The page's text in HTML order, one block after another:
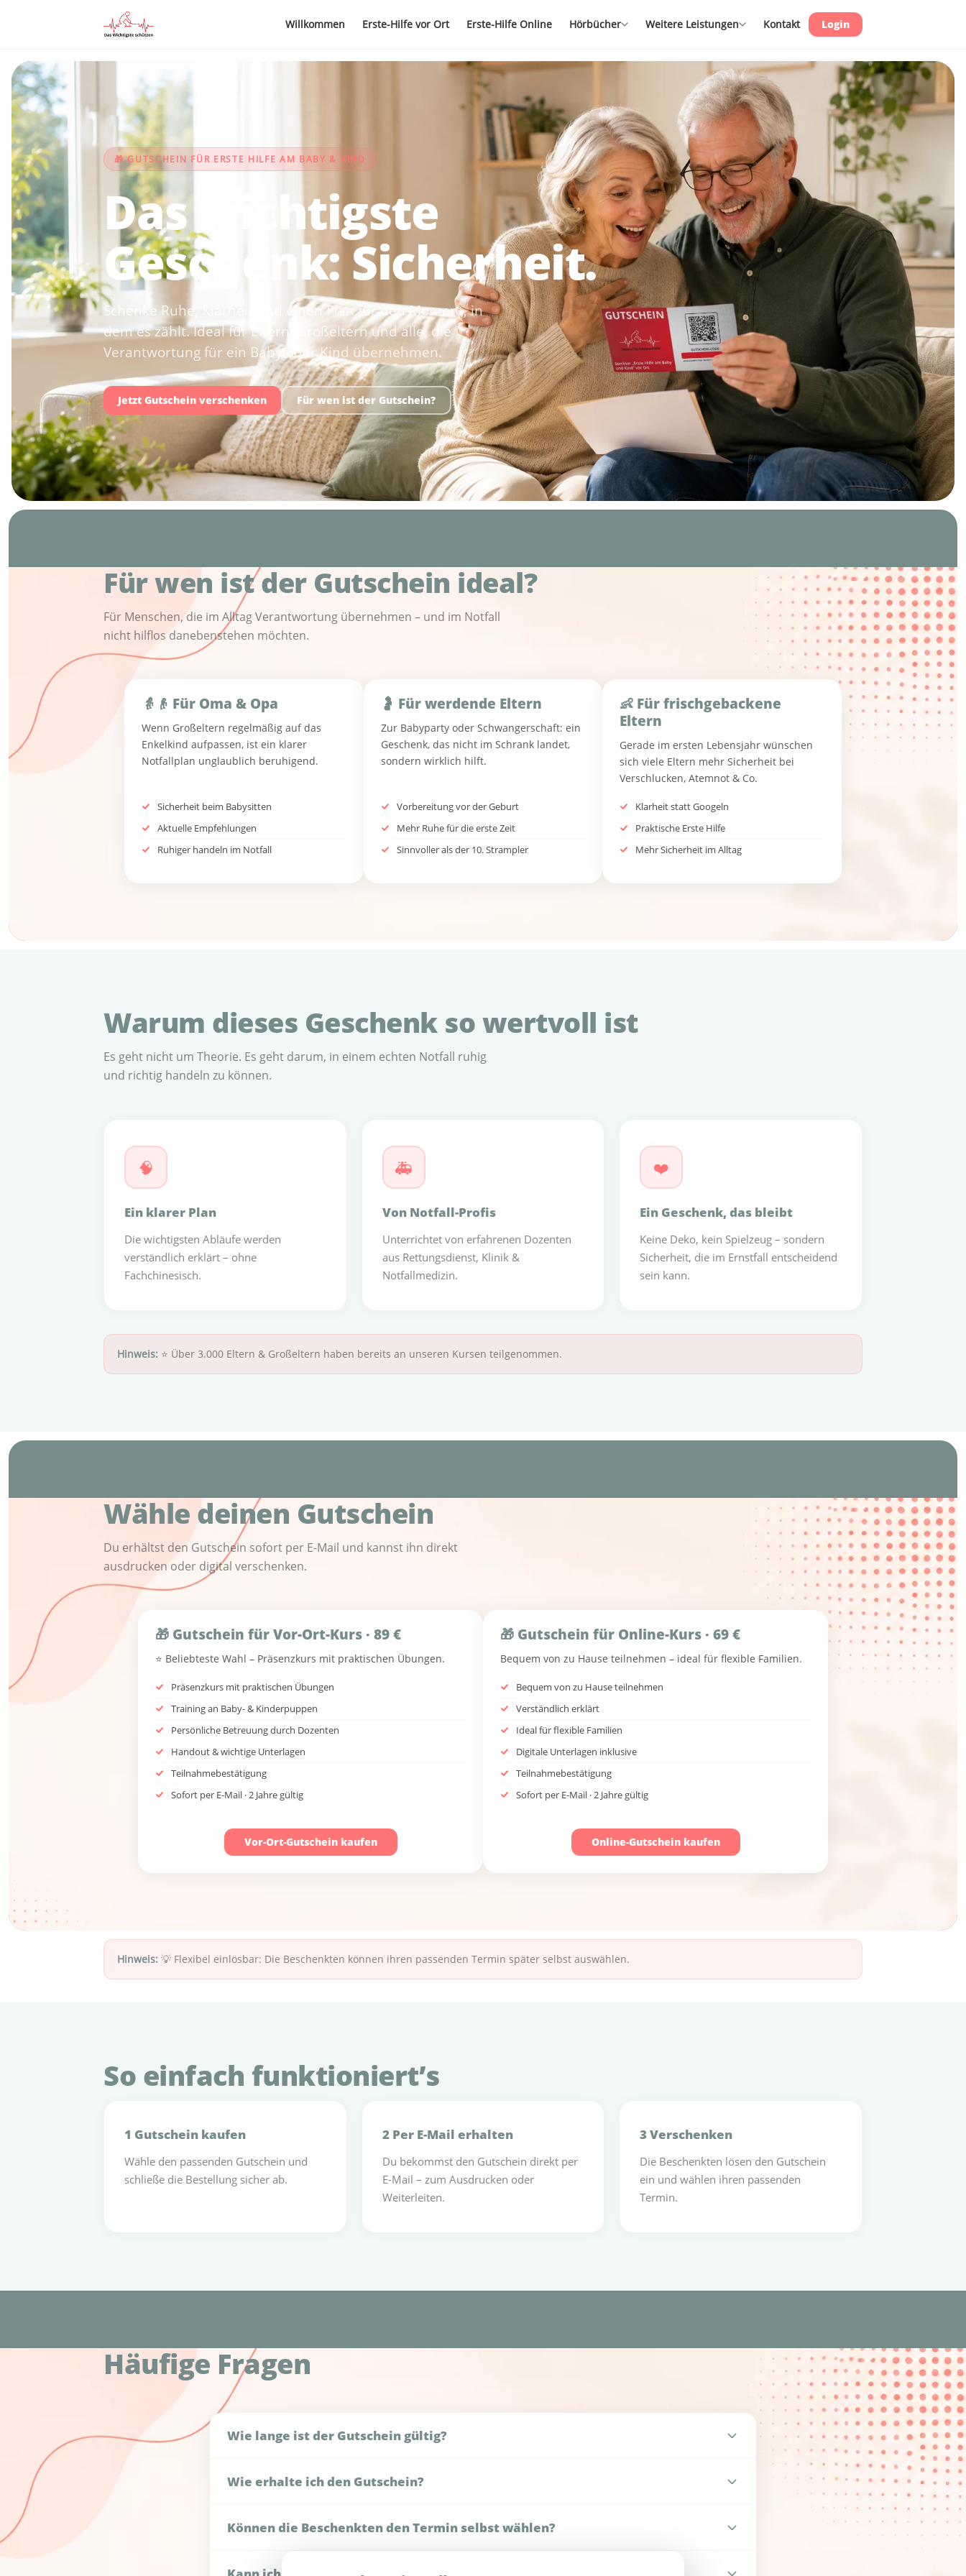
Willkommen Erste-Hilfe vor Ort Erste-Hilfe Online Hörbücher Weitere Leistungen Kontakt Login
🎁 GUTSCHEIN FÜR ERSTE HILFE AM BABY & KIND
Das wichtigste
Geschenk: Sicherheit.
Schenke Ruhe, Klarheit und einen Plan für den Moment, in
dem es zählt. Ideal für Eltern, Großeltern und alle, die
Verantwortung für ein Baby oder Kind übernehmen.
Jetzt Gutschein verschenken Für wen ist der Gutschein?
Für wen ist der Gutschein ideal?
Für Menschen, die im Alltag Verantwortung übernehmen – und im Notfall
nicht hilflos danebenstehen möchten.
👵👴 Für Oma & Opa
Wenn Großeltern regelmäßig auf das
Enkelkind aufpassen, ist ein klarer
Notfallplan unglaublich beruhigend.
Sicherheit beim Babysitten
Aktuelle Empfehlungen
Ruhiger handeln im Notfall
🤰 Für werdende Eltern
Zur Babyparty oder Schwangerschaft: ein
Geschenk, das nicht im Schrank landet,
sondern wirklich hilft.
Vorbereitung vor der Geburt
Mehr Ruhe für die erste Zeit
Sinnvoller als der 10. Strampler
👶 Für frischgebackene
Eltern
Gerade im ersten Lebensjahr wünschen
sich viele Eltern mehr Sicherheit bei
Verschlucken, Atemnot & Co.
Klarheit statt Googeln
Praktische Erste Hilfe
Mehr Sicherheit im Alltag
Warum dieses Geschenk so wertvoll ist
Es geht nicht um Theorie. Es geht darum, in einem echten Notfall ruhig
und richtig handeln zu können.
🧠
Ein klarer Plan
Die wichtigsten Abläufe werden
verständlich erklärt – ohne
Fachchinesisch.
🚑
Von Notfall-Profis
Unterrichtet von erfahrenen Dozenten
aus Rettungsdienst, Klinik &
Notfallmedizin.
❤️
Ein Geschenk, das bleibt
Keine Deko, kein Spielzeug – sondern
Sicherheit, die im Ernstfall entscheidend
sein kann.
Hinweis: ⭐ Über 3.000 Eltern & Großeltern haben bereits an unseren Kursen teilgenommen.
Wähle deinen Gutschein
Du erhältst den Gutschein sofort per E-Mail und kannst ihn direkt
ausdrucken oder digital verschenken.
🎁 Gutschein für Vor-Ort-Kurs · 89 €
⭐ Beliebteste Wahl – Präsenzkurs mit praktischen Übungen.
Präsenzkurs mit praktischen Übungen
Training an Baby- & Kinderpuppen
Persönliche Betreuung durch Dozenten
Handout & wichtige Unterlagen
Teilnahmebestätigung
Sofort per E-Mail · 2 Jahre gültig
Vor-Ort-Gutschein kaufen
🎁 Gutschein für Online-Kurs · 69 €
Bequem von zu Hause teilnehmen – ideal für flexible Familien.
Bequem von zu Hause teilnehmen
Verständlich erklärt
Ideal für flexible Familien
Digitale Unterlagen inklusive
Teilnahmebestätigung
Sofort per E-Mail · 2 Jahre gültig
Online-Gutschein kaufen
Hinweis: 💡 Flexibel einlösbar: Die Beschenkten können ihren passenden Termin später selbst auswählen.
So einfach funktioniert’s
1 Gutschein kaufen
Wähle den passenden Gutschein und
schließe die Bestellung sicher ab.
2 Per E-Mail erhalten
Du bekommst den Gutschein direkt per
E-Mail – zum Ausdrucken oder
Weiterleiten.
3 Verschenken
Die Beschenkten lösen den Gutschein
ein und wählen ihren passenden
Termin.
Häufige Fragen
Wie lange ist der Gutschein gültig?
Wie erhalte ich den Gutschein?
Können die Beschenkten den Termin selbst wählen?